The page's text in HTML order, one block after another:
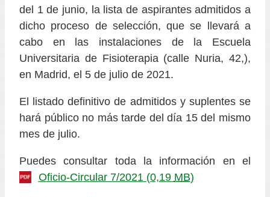
del 1 de junio, la lista de aspirantes admitidos a
dicho proceso de selección, que se llevará a
cabo en las instalaciones de la Escuela
Universitaria de Fisioterapia (calle Nuria, 42,),
en Madrid, el 5 de julio de 2021.
El listado definitivo de admitidos y suplentes se
hará público no más tarde del día 15 del mismo
mes de julio.
Puedes consultar toda la información en el
Oficio-Circular 7/2021 (0,19 MB)